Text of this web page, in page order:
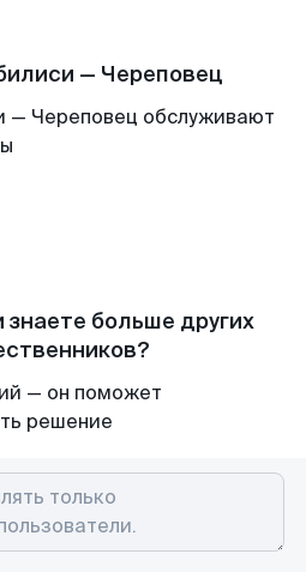
— Череповец
— Череповец обслуживают
больше других
— он поможет
решение